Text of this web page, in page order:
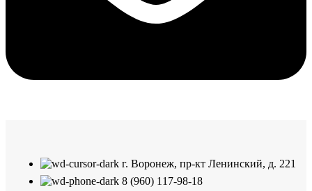
г. Воронеж, пр-кт Ленинский, д. 221
8 (960) 117-98-18